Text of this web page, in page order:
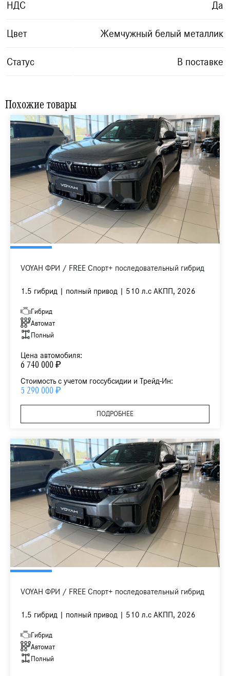
НДС Да
Цвет Жемчужный белый металлик
Статус В поставке
Похожие товары
VOYAH ФРИ / FREE Спорт+ последовательный гибрид
1.5 гибрид | полный привод | 510 л.с АКПП, 2026
Гибрид
Автомат
Полный
Цена автомобиля:
6 740 000 ₽
Стоимость с учетом госсубсидии и Трейд-Ин:
5 290 000 ₽
ПОДРОБНЕЕ
VOYAH ФРИ / FREE Спорт+ последовательный гибрид
1.5 гибрид | полный привод | 510 л.с АКПП, 2026
Гибрид
Автомат
Полный